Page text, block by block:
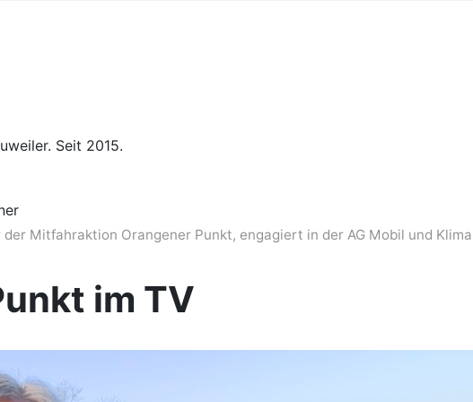
Seit 2015.
Mitfahraktion Orangener Punkt, engagiert in der AG Mobil und
im TV